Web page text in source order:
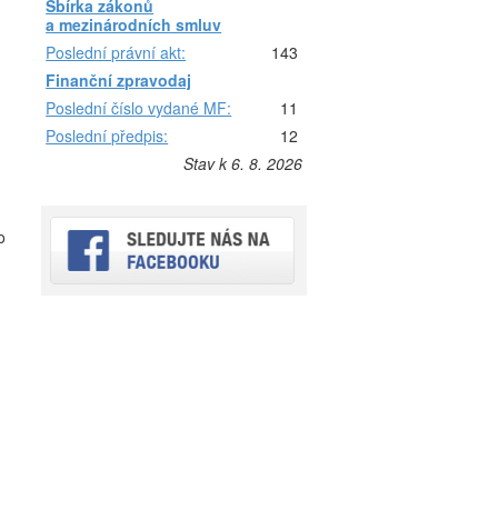
Sbírka zákonů
a mezinárodních smluv
Poslední právní akt:
143
Finanční zpravodaj
Poslední číslo vydané MF:
11
Poslední předpis:
12
Stav k 6. 8. 2026